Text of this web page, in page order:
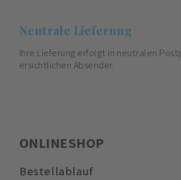
Neutrale Lieferung
Ihre Lieferung erfolgt in neutralen
ersichtlichen Absender.
ONLINESHOP
Bestellablauf